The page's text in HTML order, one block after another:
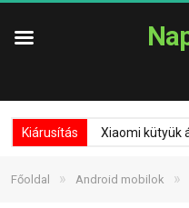
Kiárusítás Xiaomi kütyük
Főoldal » Android mobilok »